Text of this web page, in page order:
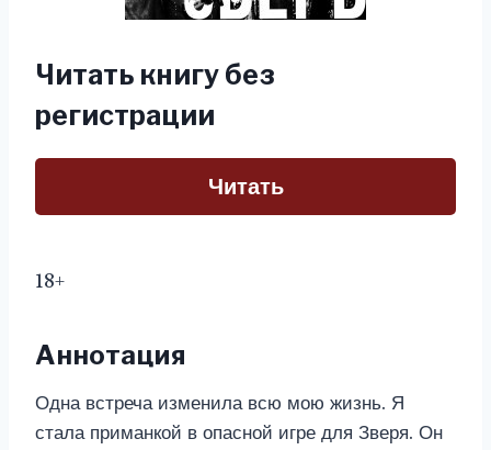
Читать книгу без
регистрации
Читать
18+
Аннотация
Одна встреча изменила всю мою жизнь. Я
стала приманкой в опасной игре для Зверя. Он